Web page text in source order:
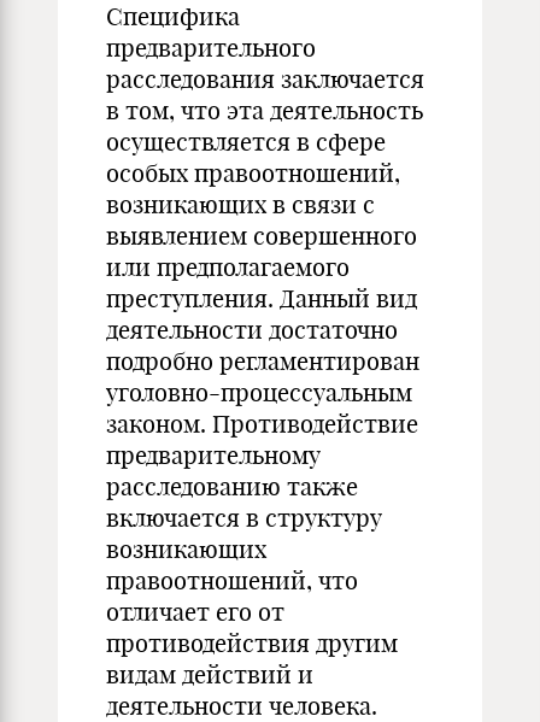
Специфика
предварительного
расследования заключается
в том, что эта деятельность
осуществляется в сфере
особых правоотношений,
возникающих в связи с
выявлением совершенного
или предполагаемого
преступления. Данный вид
деятельности достаточно
подробно регламентирован
уголовно-процессуальным
законом. Противодействие
предварительному
расследованию также
включается в структуру
возникающих
правоотношений, что
отличает его от
противодействия другим
видам действий и
деятельности человека.